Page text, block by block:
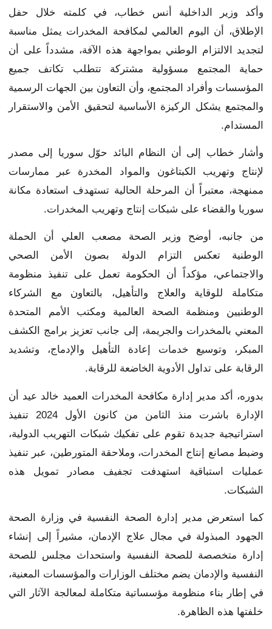
وأكد وزير الداخلية أنس خطاب، في كلمته خلال حفل
الإطلاق، أن اليوم العالمي لمكافحة المخدرات يمثل مناسبة
لتجديد الالتزام الوطني بمواجهة هذه الآفة، مشدداً على أن
حماية المجتمع مسؤولية مشتركة تتطلب تكاتف جميع
المؤسسات وأفراد المجتمع، وأن التعاون بين الجهات الرسمية
والمجتمع يشكل الركيزة الأساسية لتحقيق الأمن والاستقرار
المستدام.
وأشار خطاب إلى أن النظام البائد حوّل سوريا إلى مصدر
لإنتاج وتهريب الكبتاغون والمواد المخدرة عبر ممارسات
ممنهجة، معتبراً أن المرحلة الحالية تستهدف استعادة مكانة
سوريا والقضاء على شبكات إنتاج وتهريب المخدرات.
من جانبه، أوضح وزير الصحة مصعب العلي أن الحملة
الوطنية تعكس التزام الدولة بصون الأمن الصحي
والاجتماعي، مؤكداً أن الحكومة تعمل على تنفيذ منظومة
متكاملة للوقاية والعلاج والتأهيل، بالتعاون مع الشركاء
الوطنيين ومنظمة الصحة العالمية ومكتب الأمم المتحدة
المعني بالمخدرات والجريمة، إلى جانب تعزيز برامج الكشف
المبكر، وتوسيع خدمات إعادة التأهيل والإدماج، وتشديد
الرقابة على تداول الأدوية الخاضعة للرقابة.
بدوره، أكد مدير إدارة مكافحة المخدرات العميد خالد عيد أن
الإدارة باشرت منذ الثامن من كانون الأول 2024 تنفيذ
استراتيجية جديدة تقوم على تفكيك شبكات التهريب الدولية،
وضبط مصانع إنتاج المخدرات، وملاحقة المتورطين، عبر تنفيذ
عمليات استباقية استهدفت تجفيف مصادر تمويل هذه
الشبكات.
كما استعرض مدير إدارة الصحة النفسية في وزارة الصحة
الجهود المبذولة في مجال علاج الإدمان، مشيراً إلى إنشاء
إدارة متخصصة للصحة النفسية واستحداث مجلس للصحة
النفسية والإدمان يضم مختلف الوزارات والمؤسسات المعنية،
في إطار بناء منظومة مؤسساتية متكاملة لمعالجة الآثار التي
خلفتها هذه الظاهرة.